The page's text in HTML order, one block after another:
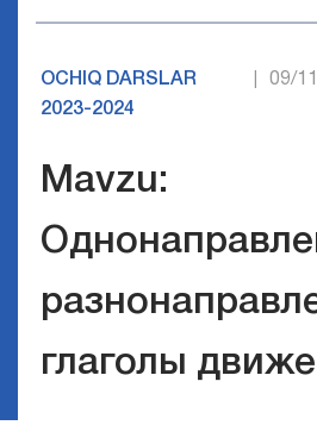
OCHIQ DARSLAR
2023-2024
09/
Mavzu:
глаголы